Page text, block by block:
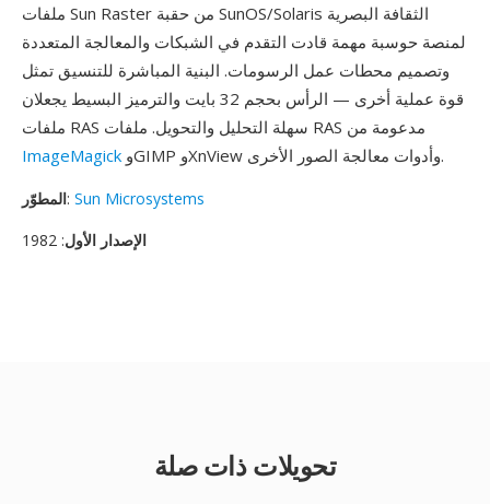
ملفات Sun Raster من حقبة SunOS/Solaris الثقافة البصرية
لمنصة حوسبة مهمة قادت التقدم في الشبكات والمعالجة المتعددة
وتصميم محطات عمل الرسومات. البنية المباشرة للتنسيق تمثل
قوة عملية أخرى — الرأس بحجم 32 بايت والترميز البسيط يجعلان
ملفات RAS سهلة التحليل والتحويل. ملفات RAS مدعومة من
ImageMagick
وGIMP وXnView وأدوات معالجة الصور الأخرى.
المطوّر: Sun Microsystems
الإصدار الأول: 1982
تحويلات ذات صلة